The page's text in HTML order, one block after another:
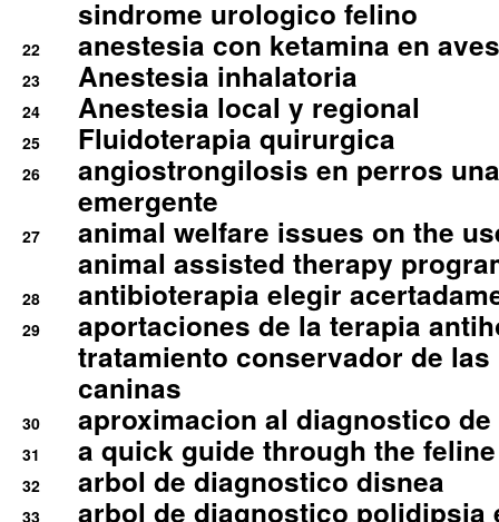
sindrome urologico felino
22 anestesia con ketamina en
23 Anestesia inhalatoria
24 Anestesia local y regional
25 Fluidoterapia quirurgica
26
angiostrongilosis en perros
emergente
27
animal welfare issues on the
animal assisted therapy
28 antibioterapia elegir
29
aportaciones de la terapia
tratamiento conservador de
caninas
30 aproximacion al diagnostico
31 a quick guide through the
32 arbol de diagnostico disnea
33
arbol de diagnostico polidipsia